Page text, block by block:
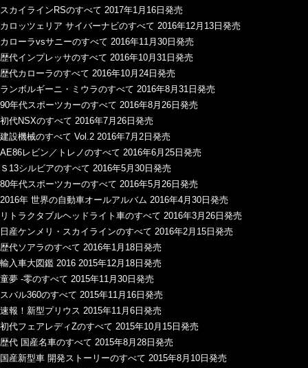
スカイラインRSのすべて 2017年1月16日発売
カロッツェリア サイバーナビのすべて 2016年12月13日発売
カローラvsサニーのすべて 2016年11月30日発売
歴代インプレッサのすべて 2016年10月31日発売
歴代カローラのすべて 2016年10月24日発売
ランボルギーニ・ミウラのすべて 2016年8月31日発売
90年代スポーツカーのすべて 2016年8月26日発売
初代NSXのすべて 2016年7月26日発売
建設機械のすべて Vol.2 2016年7月2日発売
AE86レビン／トレノのすべて 2016年6月25日発売
Ｓ13シルビアのすべて 2016年5月30日発売
80年代スポーツカーのすべて 2016年5月26日発売
2016年 世界の自動車オールアルバム 2016年4月30日発売
リトラクタブルヘッドライト車のすべて 2016年3月26日発売
日産ケンメリ・スカイラインのすべて 2016年2月15日発売
歴代ソアラのすべて 2016年1月18日発売
輸入車大図鑑 2016 2015年12月18日発売
童夢 -零のすべて 2015年11月30日発売
スバル360のすべて 2015年11月16日発売
速報！新型プリウス 2015年11月6日発売
初代フェアレディZのすべて 2015年10月15日発売
歴代 国産名車のすべて 2015年8月28日発売
国産新型車 開発ストーリーのすべて 2015年8月10日発売